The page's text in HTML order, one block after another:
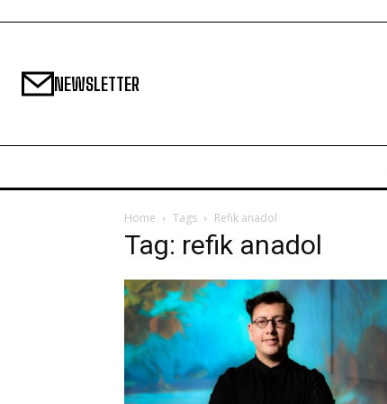
NEWSLETTER
Home Tags Refik anadol
Tag: refik anadol